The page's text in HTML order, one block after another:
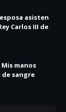
asisten
Carlos III de
manos
de sangre